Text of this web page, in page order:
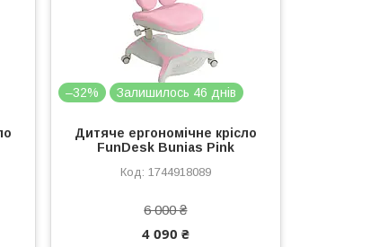
–32% Залишилось 46 днів
Дитяче ергономічне крісло
FunDesk Bunias Pink
1744918089
6 000 ₴
4 090 ₴